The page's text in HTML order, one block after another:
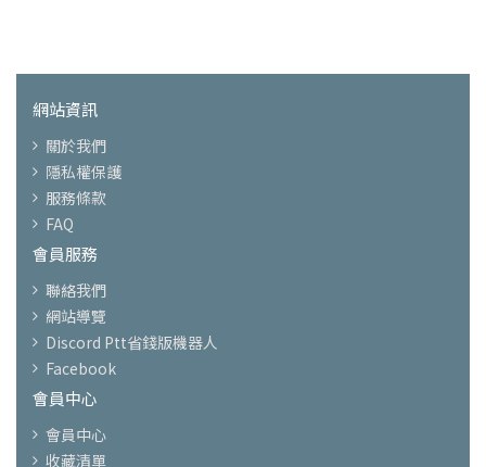
網站資訊
關於我們
隱私權保護
服務條款
FAQ
會員服務
聯絡我們
網站導覽
Discord Ptt省錢版機器人
Facebook
會員中心
會員中心
收藏清單